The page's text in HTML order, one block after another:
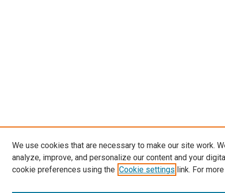
We use cookies that are necessary to make our site work.
analyze, improve, and personalize our content and your
cookie preferences using the Cookie settings link. For